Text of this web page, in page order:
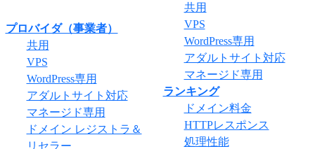
プロバイダ（事業者）
共用
VPS
WordPress専用
アダルトサイト対応
マネージド専用
ドメイン レジストラ＆
リセラー
共用
VPS
WordPress専用
アダルトサイト対応
マネージド専用
ランキング
ドメイン料金
HTTPレスポンス
処理性能